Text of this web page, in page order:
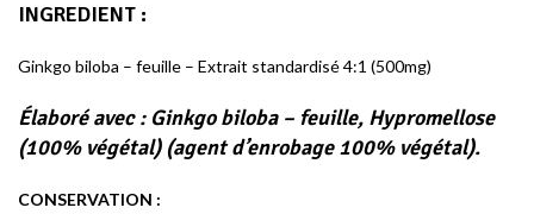
INGREDIENT :
Ginkgo biloba – feuille – Extrait standardisé 4:1 (500mg)
Élaboré avec :Ginkgo biloba – feuille, Hypromellose
(100% végétal) (agent d’enrobage 100% végétal).
CONSERVATION :